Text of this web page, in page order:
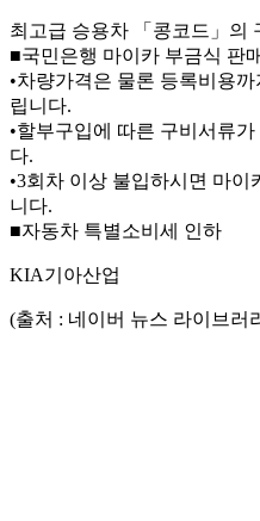
최고급 승용차 「콩코드」의
■국민은행 마이카 부금식 판
•차량가격은 물론 등록비용
립니다.
•할부구입에 따른 구비서류
다.
•3회차 이상 불입하시면 마
니다.
■자동차 특별소비세 인하
KIA기아산업
(출처 : 네이버 뉴스 라이브러